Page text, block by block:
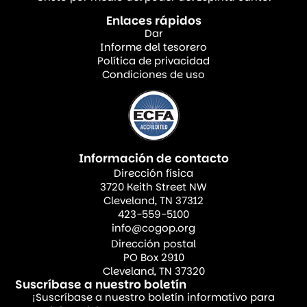
Para las enseñanzas bíblicas, los niños
fueron distribuidos en cuatro grupos según
sus edades, cada uno conformado por tres
maestras. Además de enseñar las
lecciones, las maestras cuidaron y
acompañaron a los niños durante los dos
días del campamento.
Las maestras basaron sus enseñanzas en la
vida y el ejemplo de personajes como
David, Esther y Daniel, destacando la
valentía que cada uno manifestó a través
de la obediencia, la fe y la confianza en
Dios en medio de circunstancias difíciles. A
Enlaces rápidos
Dar
Informe del tesorero
Política de privacidad
Condiciones de uso
Información de contacto
Dirección física
3720 Keith Street NW
Cleveland, TN 37312
423-559-5100
info@cogop.org
Dirección postal
PO Box 2910
Cleveland, TN 37320
Suscríbase a nuestro boletín
¡Suscríbase a nuestro boletín informativo para